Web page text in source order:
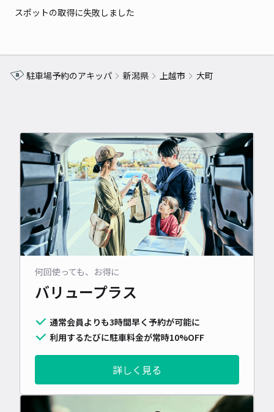
スポットの取得に失敗しました
駐車場予約のアキッパ 新潟県 上越市 大町
何回使っても、お得に
バリュープラス
通常会員よりも3時間早く予約が可能に
利用するたびに駐車料金が常時10%OFF
詳しく見る